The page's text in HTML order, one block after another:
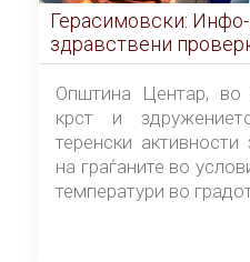
Герасимовски:
здравствени
граѓаните во услови
Општина Центар,
крст и
теренски
на граѓаните во
температури во